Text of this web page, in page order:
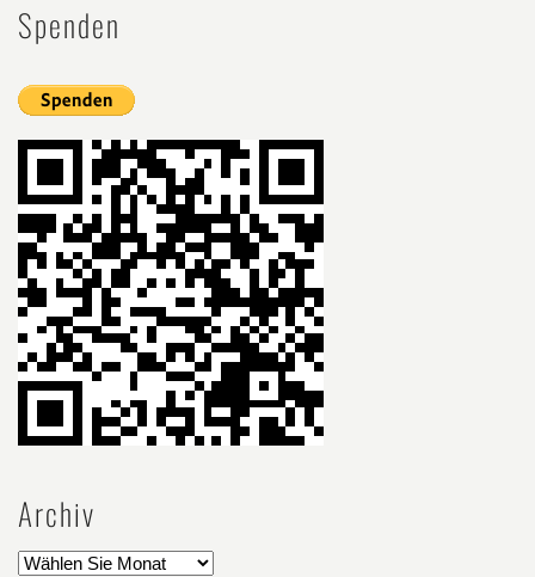
Spenden
Archiv